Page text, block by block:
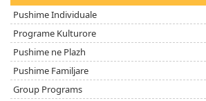
Pushime Individuale
Programe Kulturore
Pushime ne Plazh
Pushime Familjare
Group Programs